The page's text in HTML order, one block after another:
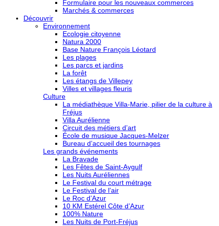
Formulaire pour les nouveaux commerces
Marchés & commerces
Découvrir
Environnement
Ecologie citoyenne
Natura 2000
Base Nature François Léotard
Les plages
Les parcs et jardins
La forêt
Les étangs de Villepey
Villes et villages fleuris
Culture
La médiathèque Villa-Marie, pilier de la culture à
Fréjus
Villa Aurélienne
Circuit des métiers d’art
École de musique Jacques-Melzer
Bureau d’accueil des tournages
Les grands événements
La Bravade
Les Fêtes de Saint-Aygulf
Les Nuits Auréliennes
Le Festival du court métrage
Le Festival de l’air
Le Roc d’Azur
10 KM Estérel Côte d’Azur
100% Nature
Les Nuits de Port-Fréjus